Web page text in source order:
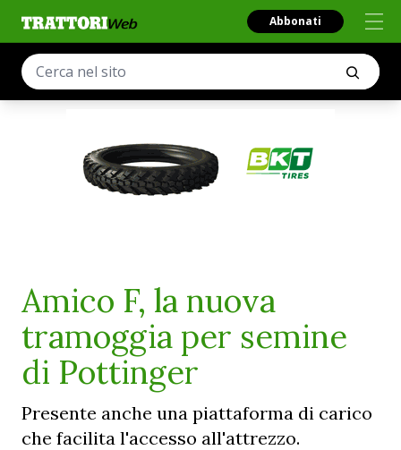
Abbonati
Amico F, la nuova
tramoggia per semine
di Pottinger
Presente anche una piattaforma di carico
che facilita l'accesso all'attrezzo.